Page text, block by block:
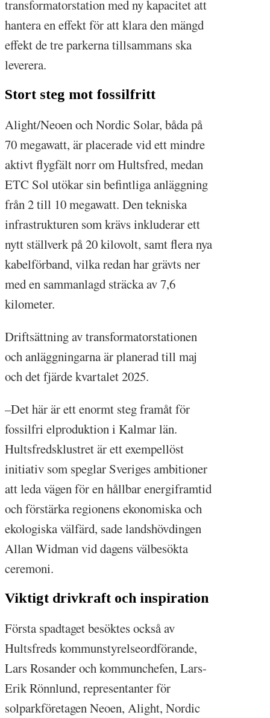
transformatorstation med ny kapacitet att
hantera en effekt för att klara den mängd
effekt de tre parkerna tillsammans ska
leverera.
Stort steg mot fossilfritt
Alight/Neoen och Nordic Solar, båda på
70 megawatt, är placerade vid ett mindre
aktivt flygfält norr om Hultsfred, medan
ETC Sol utökar sin befintliga anläggning
från 2 till 10 megawatt. Den tekniska
infrastrukturen som krävs inkluderar ett
nytt ställverk på 20 kilovolt, samt flera nya
kabelförband, vilka redan har grävts ner
med en sammanlagd sträcka av 7,6
kilometer.
Driftsättning av transformatorstationen
och anläggningarna är planerad till maj
och det fjärde kvartalet 2025.
–Det här är ett enormt steg framåt för
fossilfri elproduktion i Kalmar län.
Hultsfredsklustret är ett exempellöst
initiativ som speglar Sveriges ambitioner
att leda vägen för en hållbar energiframtid
och förstärka regionens ekonomiska och
ekologiska välfärd, sade landshövdingen
Allan Widman vid dagens välbesökta
ceremoni.
Viktigt drivkraft och inspiration
Första spadtaget besöktes också av
Hultsfreds kommunstyrelseordförande,
Lars Rosander och kommunchefen, Lars-
Erik Rönnlund, representanter för
solparkföretagen Neoen, Alight, Nordic